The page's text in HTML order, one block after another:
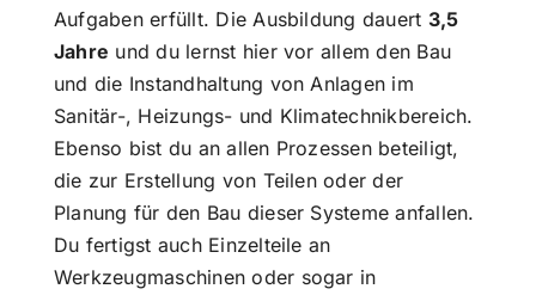
Aufgaben erfüllt. Die Ausbildung dauert 3,5
Jahre und du lernst hier vor allem den Bau
und die Instandhaltung von Anlagen im
Sanitär-, Heizungs- und Klimatechnikbereich.
Ebenso bist du an allen Prozessen beteiligt,
die zur Erstellung von Teilen oder der
Planung für den Bau dieser Systeme anfallen.
Du fertigst auch Einzelteile an
Werkzeugmaschinen oder sogar in